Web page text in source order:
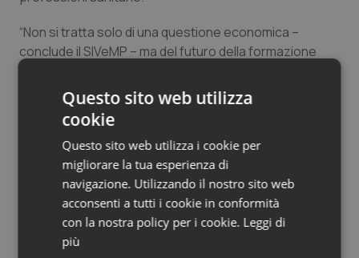
Sangue & coagulazione
Tiroide
Tumore al seno
Tumore ovarico
Tumori del Polmone & Testa Collo
“Non si tratta solo di una questione economica –
conclude il SIVeMP – ma del futuro della formazione
05 Maggio 2026
© Riproduzione riservata
Questo sito web utilizza
cookie
Questo sito web utilizza i cookie per
migliorare la tua esperienza di
navigazione. Utilizzando il nostro sito web
acconsenti a tutti i cookie in conformità
con la nostra policy per i cookie. Leggi di
più